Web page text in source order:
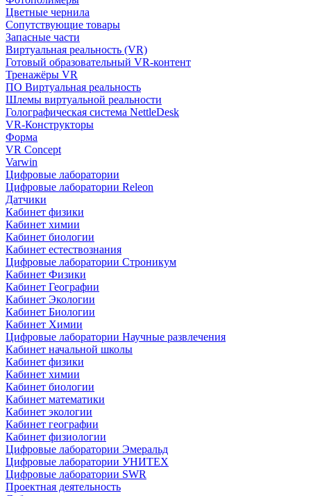
Цветные чернила
Сопутствующие товары
Запасные части
Виртуальная реальность (VR)
Готовый образовательный VR-контент
Тренажёры VR
ПО Виртуальная реальность
Шлемы виртуальной реальности
Голографическая система NettleDesk
VR-Конструкторы
Форма
VR Concept
Varwin
Цифровые лаборатории
Цифровые лаборатории Releon
Датчики
Кабинет физики
Кабинет химии
Кабинет биологии
Кабинет естествознания
Цифровые лаборатории Строникум
Кабинет Физики
Кабинет Географии
Кабинет Экологии
Кабинет Биологии
Кабинет Химии
Цифровые лаборатории Научные развлечения
Кабинет начальной школы
Кабинет физики
Кабинет химии
Кабинет биологии
Кабинет математики
Кабинет экологии
Кабинет географии
Кабинет физиологии
Цифровые лаборатории Эмеральд
Цифровые лаборатории УНИТЕХ
Цифровые лаборатории SWR
Проектная деятельность